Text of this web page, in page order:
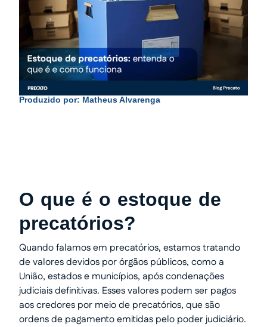
Produzido por: Matheus Alvarenga
O que é o estoque de
precatórios?
Quando falamos em precatórios, estamos tratando
de valores devidos por órgãos públicos, como a
União, estados e municípios, após condenações
judiciais definitivas. Esses valores podem ser pagos
aos credores por meio de precatórios, que são
ordens de pagamento emitidas pelo poder judiciário.